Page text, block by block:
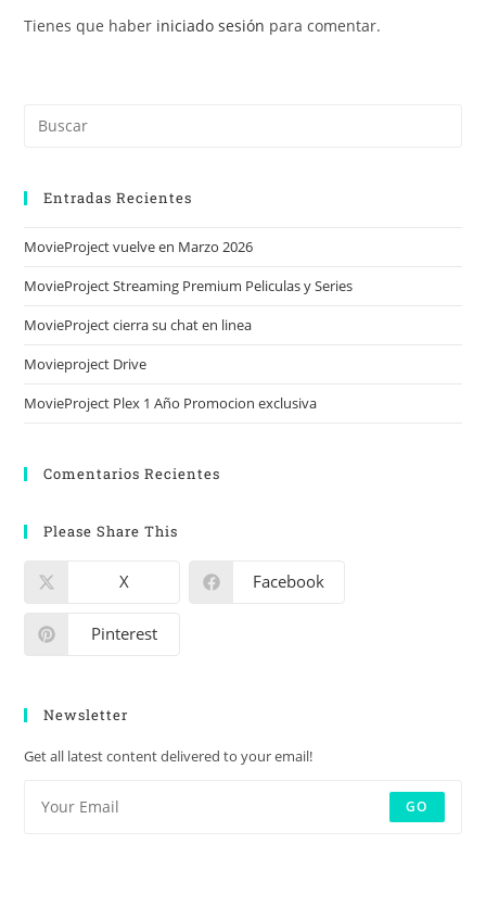
Tienes que haber iniciado sesión para comentar.
Entradas Recientes
MovieProject vuelve en Marzo 2026
MovieProject Streaming Premium Peliculas y Series
MovieProject cierra su chat en linea
Movieproject Drive
MovieProject Plex 1 Año Promocion exclusiva
Comentarios Recientes
Please Share This
X Facebook
Pinterest
Newsletter
Get all latest content delivered to your email!
GO